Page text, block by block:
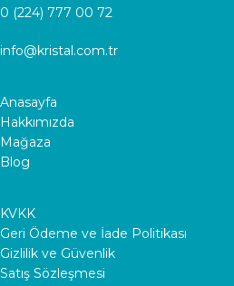
0 (224) 777 00 72
info@kristal.com.tr
Anasayfa
Hakkımızda
Mağaza
Blog
KVKK
Geri Ödeme ve İade Politikası
Gizlilik ve Güvenlik
Satış Sözleşmesi